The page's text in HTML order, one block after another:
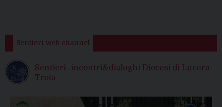
Sentieri web channel
Sentieri -incontri&dialoghi Diocesi di Lucera-
Troia